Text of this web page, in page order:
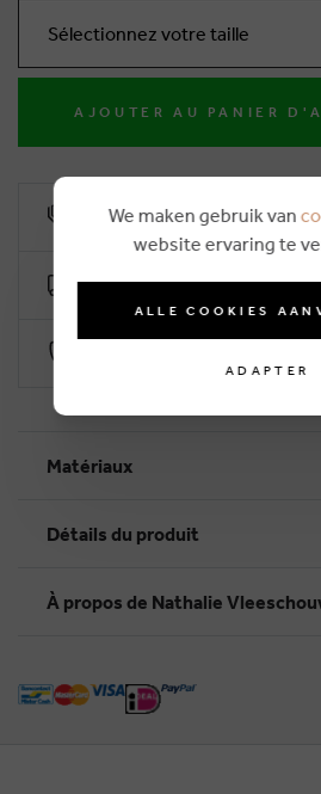
Sélectionnez votre taille
AJOUTER AU PANIER
10% remise de fidélité
Livraison gratuite dès €50 (2-
Matériaux
Détails du produit
À propos de Nathalie
We maken gebruik van
website ervaring te
ALLE COOKIES
ADAPTER